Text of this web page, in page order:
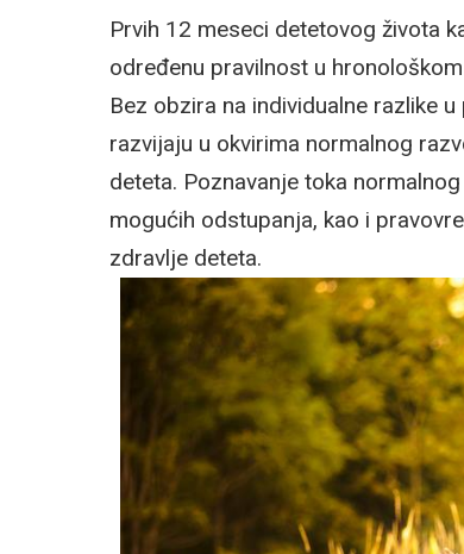
Prvih 12 meseci detetovog života
određenu pravilnost u
Bez obzira na individualne razlike
razvijaju u okvirima normalnog
deteta. Poznavanje toka
mogućih odstupanja, kao i
zdravlje deteta.